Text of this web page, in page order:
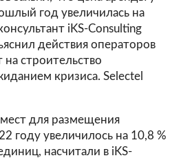
год увеличилась на
iKS-Consulting
действия операторов
строительство
кризиса. Selectel
для размещения
году увеличилось на 10,8 %
насчитали в iKS-